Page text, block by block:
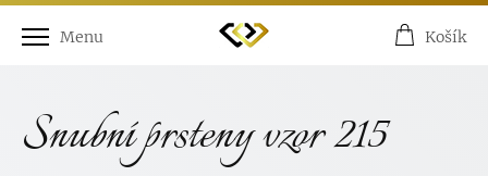
Menu Košík
Snubní prsteny vzor 215